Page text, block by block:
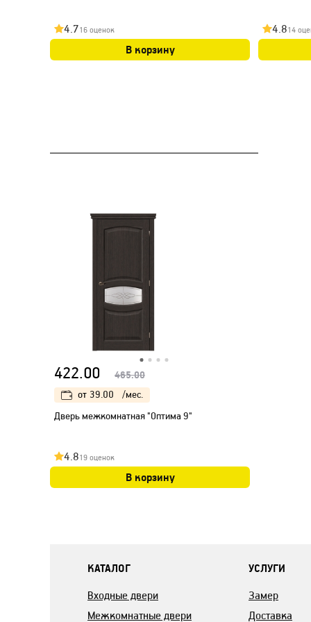
4.716 оценок
В корзину
4.814
422.00 465.00
от 39.00
/мес.
Дверь межкомнатная "Оптима 9"
4.819 оценок
В корзину
КАТАЛОГ
Входные двери
Межкомнатные двери
УСЛУГИ
Замер
Доставка